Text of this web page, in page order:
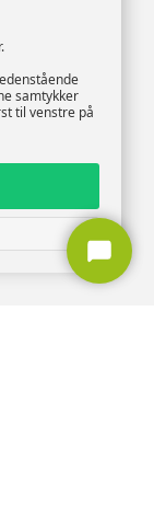
samtykker
til venstre på